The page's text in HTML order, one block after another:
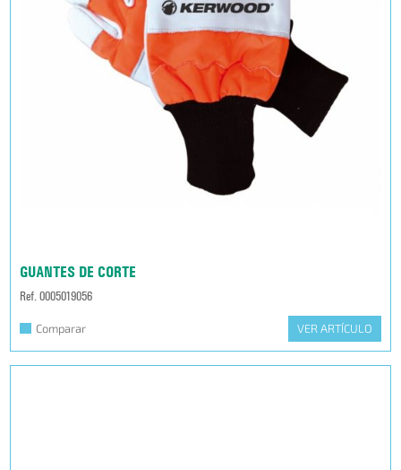
GUANTES DE CORTE
Ref. 0005019056
Comparar VER ARTÍCULO